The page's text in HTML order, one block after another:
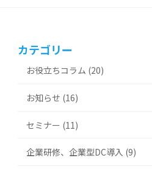
カテゴリー
お役立ちコラム (20)
お知らせ (16)
セミナー (11)
企業研修、企業型DC導入 (9)